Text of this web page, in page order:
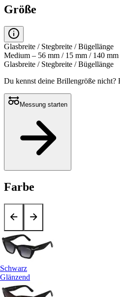
Größe
Glasbreite / Stegbreite / Bügellänge
Medium – 56 mm / 15 mm / 140 mm
Glasbreite / Stegbreite / Bügellänge
Du kennst deine Brillengröße nicht?
Messung starten
Farbe
Schwarz
Glänzend